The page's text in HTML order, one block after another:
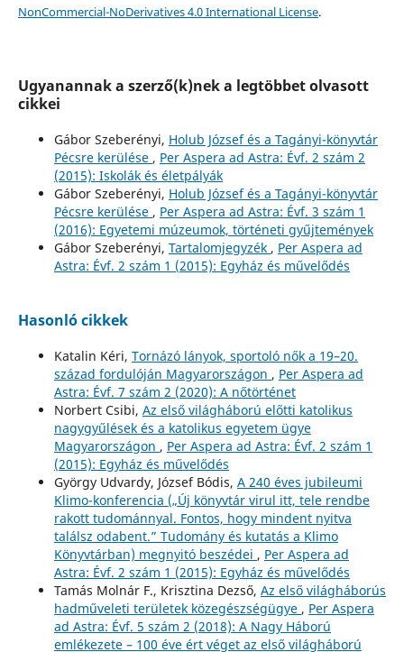
NonCommercial-NoDerivatives 4.0 International License.
Ugyanannak a szerző(k)nek a legtöbbet olvasott
cikkei
Gábor Szeberényi, Holub József és a Tagányi-könyvtár
Pécsre kerülése , Per Aspera ad Astra: Évf. 2 szám 2
(2015): Iskolák és életpályák
Gábor Szeberényi, Holub József és a Tagányi-könyvtár
Pécsre kerülése , Per Aspera ad Astra: Évf. 3 szám 1
(2016): Egyetemi múzeumok, történeti gyűjtemények
Gábor Szeberényi, Tartalomjegyzék , Per Aspera ad
Astra: Évf. 2 szám 1 (2015): Egyház és művelődés
Hasonló cikkek
Katalin Kéri, Tornázó lányok, sportoló nők a 19–20.
század fordulóján Magyarországon , Per Aspera ad
Astra: Évf. 7 szám 2 (2020): A nőtörténet
Norbert Csibi, Az első világháború előtti katolikus
nagygyűlések és a katolikus egyetem ügye
Magyarországon , Per Aspera ad Astra: Évf. 2 szám 1
(2015): Egyház és művelődés
György Udvardy, József Bódis, A 240 éves jubileumi
Klimo-konferencia („Új könyvtár virul itt, tele rendbe
rakott tudománnyal. Fontos, hogy mindent nyitva
találsz odabent.” Tudomány és kutatás a Klimo
Könyvtárban) megnyitó beszédei , Per Aspera ad
Astra: Évf. 2 szám 1 (2015): Egyház és művelődés
Tamás Molnár F., Krisztina Dezső, Az első világháborús
hadműveleti területek közegészségügye , Per Aspera
ad Astra: Évf. 5 szám 2 (2018): A Nagy Háború
emlékezete – 100 éve ért véget az első világháború